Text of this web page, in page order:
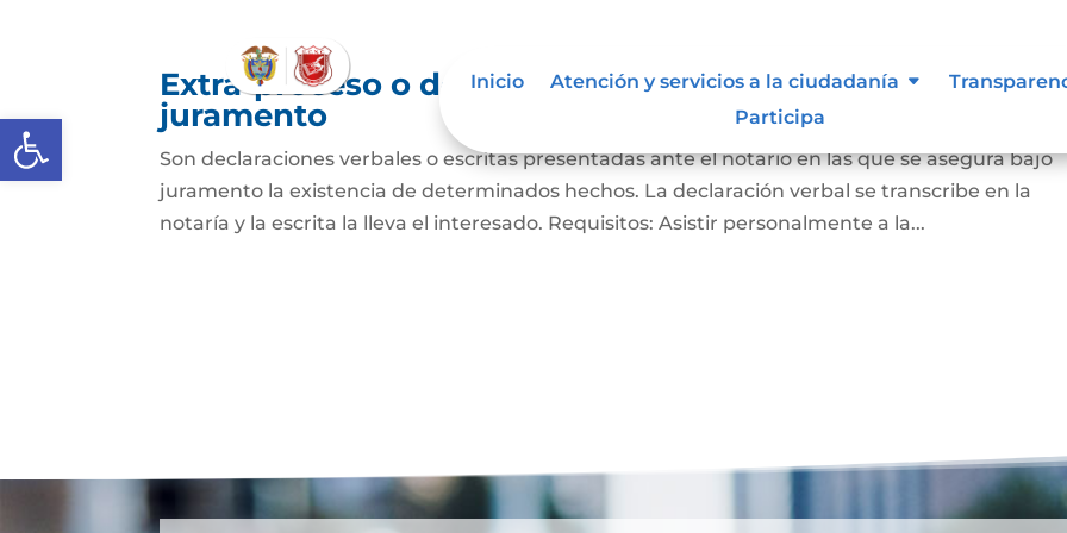
Abrir barra de herramientas
Inicio Atención y servicios a la ciudadanía
Participa
Extra-proceso o declaración bajo la gravedad de
juramento
Son declaraciones verbales o escritas presentadas ante el notario en las que se asegura bajo
juramento la existencia de determinados hechos. La declaración verbal se transcribe en la
notaría y la escrita la lleva el interesado. Requisitos: Asistir personalmente a la...